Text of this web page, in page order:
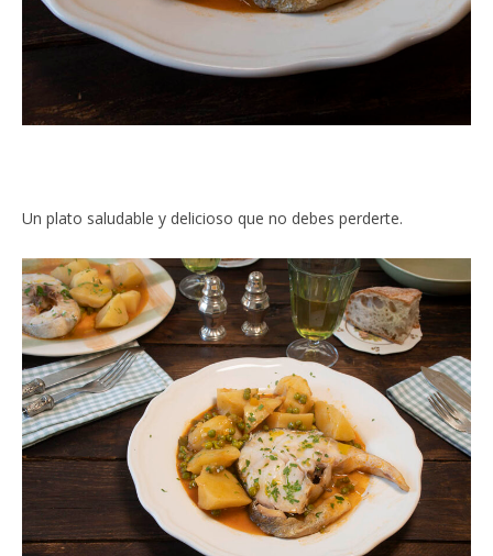
Un plato saludable y delicioso que no debes perderte.